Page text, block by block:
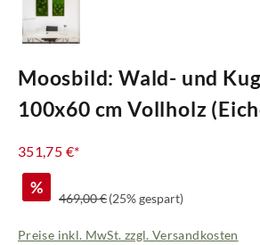
Moosbild: Wald- und
100x60 cm Vollholz
351,75 €*
%
Regulärer Preis:
469,00 €(25% gespart)
Preise inkl. MwSt. zzgl. Versandkosten